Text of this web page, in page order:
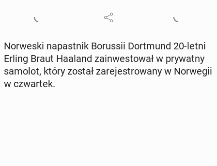
Nor­we­ski na­past­nik Bo­rus­sii Do­rt­mund 20-letni
Erling Braut Haaland za­in­we­sto­wał w pry­wat­ny
samolot, który został za­re­je­stro­wa­ny w Nor­we­gii
w czwar­tek.